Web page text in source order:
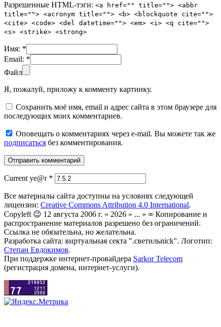
Разрешенные HTML-тэги: <a href="" title=""> <abbr
title=""> <acronym title=""> <b> <blockquote cite="">
<cite> <code> <del datetime=""> <em> <i> <q cite="">
<s> <strike> <strong>
Имя: *
Email: *
Файл
Я, пожалуй, приложу к комменту картинку.
Сохранить моё имя, email и адрес сайта в этом браузере для
последующих моих комментариев.
Оповещать о комментариях через e-mail. Вы можете так же
подписаться без комментирования.
Current ye@r *
Все материалы сайта доступны на условиях следующей
лицензии: Creative Commons Attribution 4.0 International.
Copyleft 😉 12 августа 2006 г. » 2026 » ... » ∞ Копирование и
распространение материалов разрешено без ограничений.
Ссылка не обязательна, но желательна.
Разработка сайта: виртуальная секта ".светильnick". Логотип:
Степан Евдокимов.
При поддержке интернет-провайдера Sarkor Telecom
(регистрация домена, интернет-услуги).